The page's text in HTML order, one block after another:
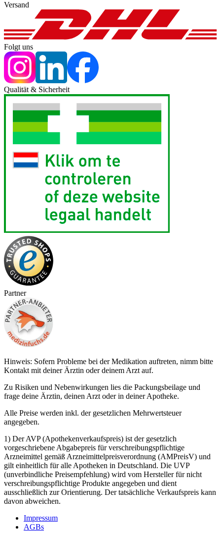
Versand
Folgt uns
Qualität & Sicherheit
Partner
Hinweis: Sofern Probleme bei der Medikation auftreten, nimm bitte
Kontakt mit deiner Ärztin oder deinem Arzt auf.
Zu Risiken und Nebenwirkungen lies die Packungsbeilage und
frage deine Ärztin, deinen Arzt oder in deiner Apotheke.
Alle Preise werden inkl. der gesetzlichen Mehrwertsteuer
angegeben.
1) Der AVP (Apothekenverkaufspreis) ist der gesetzlich
vorgeschriebene Abgabepreis für verschreibungspflichtige
Arzneimittel gemäß Arzneimittelpreisverordnung (AMPreisV) und
gilt einheitlich für alle Apotheken in Deutschland. Die UVP
(unverbindliche Preisempfehlung) wird vom Hersteller für nicht
verschreibungspflichtige Produkte angegeben und dient
ausschließlich zur Orientierung. Der tatsächliche Verkaufspreis kann
davon abweichen.
Impressum
AGBs